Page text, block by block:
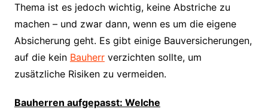
Thema ist es jedoch wichtig, keine Abstriche zu
machen – und zwar dann, wenn es um die eigene
Absicherung geht. Es gibt einige Bauversicherungen,
auf die kein Bauherrverzichten sollte, um
zusätzliche Risiken zu vermeiden.
Bauherren aufgepasst: Welche